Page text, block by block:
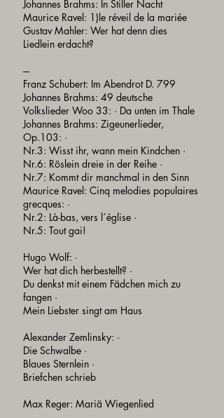
Johannes Brahms: In Stiller Nacht
Maurice Ravel: 1)le réveil de la mariée
Gustav Mahler: Wer hat denn dies
Liedlein erdacht?
---
Franz Schubert: Im Abendrot D. 799
Johannes Brahms: 49 deutsche
Volkslieder Woo 33: · Da unten im Thale
Johannes Brahms: Zigeunerlieder,
Op.103: ·
Nr.3: Wisst ihr, wann mein Kindchen ·
Nr.6: Röslein dreie in der Reihe ·
Nr.7: Kommt dir manchmal in den Sinn
Maurice Ravel: Cinq melodies populaires
grecques: ·
Nr.2: Là-bas, vers l´église ·
Nr.5: Tout gai!
Hugo Wolf: ·
Wer hat dich herbestellt? ·
Du denkst mit einem Fädchen mich zu
fangen ·
Mein Liebster singt am Haus
Alexander Zemlinsky: ·
Die Schwalbe ·
Blaues Sternlein ·
Briefchen schrieb
Max Reger: Mariä Wiegenlied